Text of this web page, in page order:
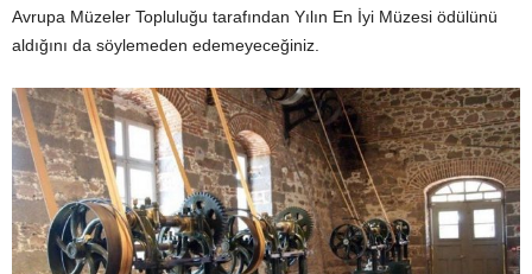
Avrupa Müzeler Topluluğu tarafından Yılın En İyi Müzesi ödülünü
aldığını da söylemeden edemeyeceğiniz.